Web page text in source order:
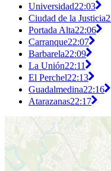
Universidad22:03
Ciudad de la Justicia
Portada Alta22:06
Carranque22:07
Barbarela22:09
La Unión22:11
El Perchel22:13
Guadalmedina22:16
Atarazanas22:17